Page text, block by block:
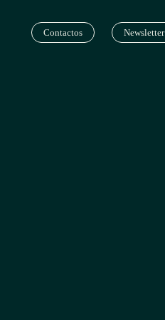
Contactos Newsletter